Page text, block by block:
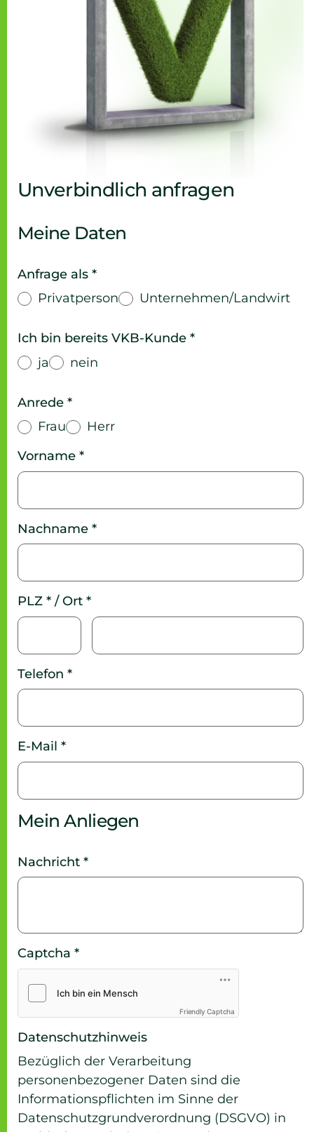
Unverbindlich anfragen
Meine Daten
Anfrage als *
Privatperson
Unternehmen/Landwirt
Ich bin bereits VKB-Kunde *
ja
nein
Anrede *
Frau
Herr
Vorname *
Nachname *
PLZ * / Ort *
Telefon *
E-Mail *
Mein Anliegen
Nachricht *
Captcha *
Friendly Captcha
Daten­schutz­hin­weis
Bezüglich der Verarbeitung
personenbezogener Daten sind die
Informationspflichten im Sinne der
Datenschutzgrundverordnung (DSGVO) in